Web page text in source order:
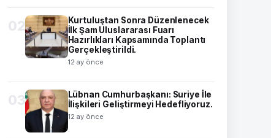
02
Kurtuluştan Sonra Düzenlenecek
İlk Şam Uluslararası Fuarı
Hazırlıkları Kapsamında Toplantı
Gerçekleştirildi.
12 ay önce
03
Lübnan Cumhurbaşkanı: Suriye İle
İlişkileri Geliştirmeyi Hedefliyoruz.
12 ay önce